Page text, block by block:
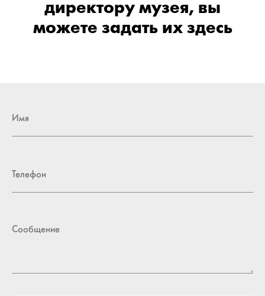
директору музея, вы
можете задать их здесь